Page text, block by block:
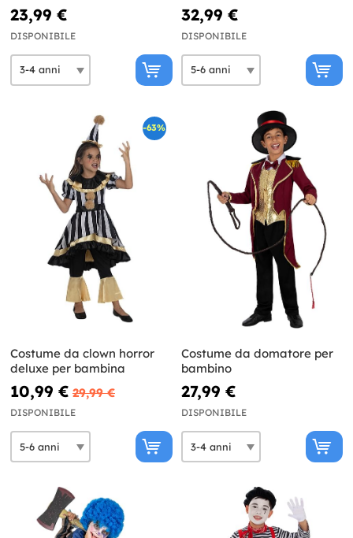
23,99 €
DISPONIBILE
32,99 €
DISPONIBILE
-63%
Costume da clown horror
deluxe per bambina
10,99 € 29,99 €
DISPONIBILE
Costume da domatore per
bambino
27,99 €
DISPONIBILE